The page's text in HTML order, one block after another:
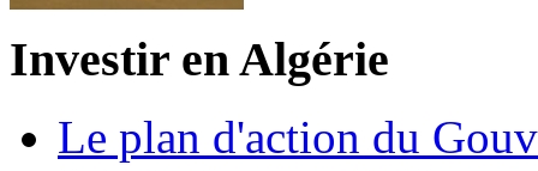
Investir en Algérie
Le plan d'action du